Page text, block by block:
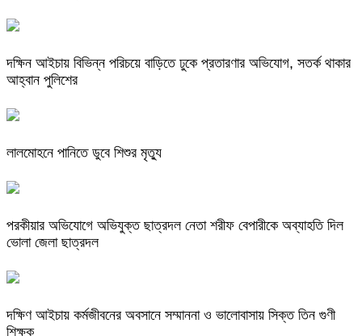
দক্ষিন আইচায় ‎বিভিন্ন পরিচয়ে বাড়িতে ঢুকে প্রতারণার অভিযোগ, সতর্ক থাকার
আহ্বান পুলিশের
লালমোহনে পানিতে ডুবে শিশুর মৃত্যু
পরকীয়ার অভিযোগে অভিযুক্ত ছাত্রদল নেতা শরীফ বেপারীকে অব্যাহতি দিল
ভোলা জেলা ছাত্রদল
দক্ষিণ আইচায় কর্মজীবনের অবসানে সম্মাননা ও ভালোবাসায় সিক্ত তিন গুণী
শিক্ষক